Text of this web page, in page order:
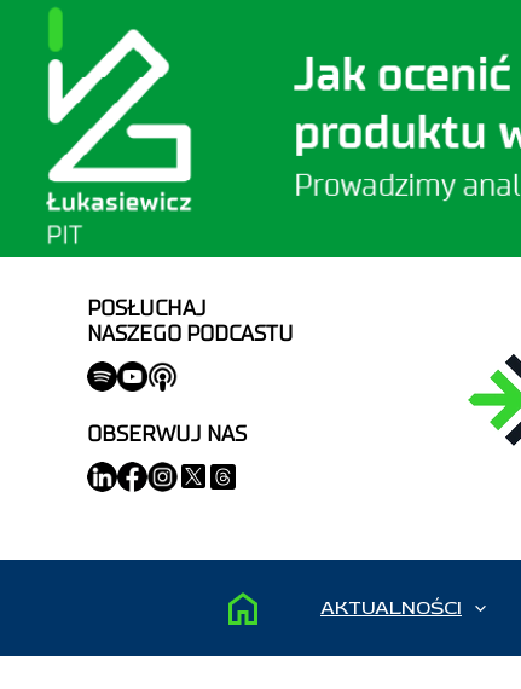
POSŁUCHAJ
NASZEGO PODCASTU
OBSERWUJ NAS
AKTUALNOŚCI